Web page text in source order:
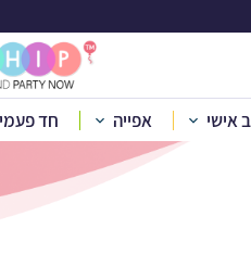
אישי אפייה חד פעמי עיצוב אישי תמונות אכילות»